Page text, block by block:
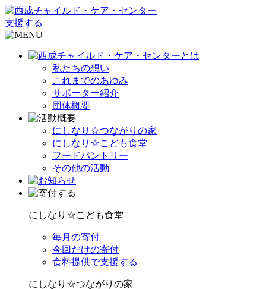
支援する
私たちの想い
これまでのあゆみ
サポーター紹介
団体概要
にしなり☆つながりの家
にしなり☆こども食堂
フードパントリー
その他の活動
にしなり☆こども食堂
毎月の寄付
今回だけの寄付
食料提供で支援する
にしなり☆つながりの家